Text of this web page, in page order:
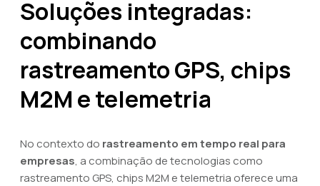
Soluções integradas:
combinando
rastreamento GPS, chips
M2M e telemetria
No contexto do rastreamento em tempo real para
empresas, a combinação de tecnologias como
rastreamento GPS, chips M2M e telemetria oferece uma